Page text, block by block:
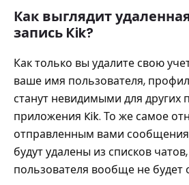
Как выглядит
запись Kik?
Как только вы удалите свою
ваше имя пользователя,
станут невидимыми для других
приложения Kik. То же самое
отправленным вами
будут удалены из списков
пользователя вообще не будет